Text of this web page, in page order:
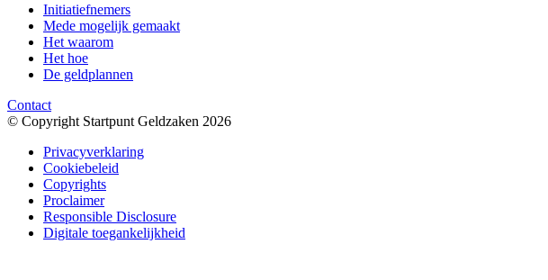
Initiatiefnemers
Mede mogelijk gemaakt
Het waarom
Het hoe
De geldplannen
Contact
© Copyright Startpunt Geldzaken 2026
Privacyverklaring
Cookiebeleid
Copyrights
Proclaimer
Responsible Disclosure
Digitale toegankelijkheid